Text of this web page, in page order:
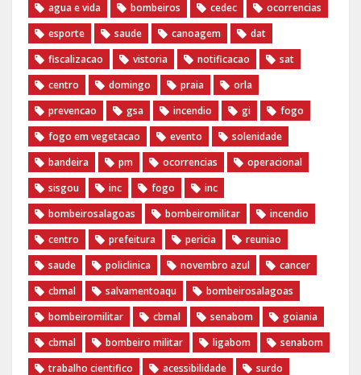
agua e vida
bombeiros cedec
ocorrencias
esporte
saude canoagem
dat
fiscalizacao
vistoria notificacao
sat
centro
domingo praia
orla
prevencao
gsa incendio gi
fogo
fogo em vegetacao
evento
solenidade
bandeira
pm ocorrencias
operacional
sisgou
inc fogo
inc
bombeirosalagoas
bombeiromilitar
incendio
centro
prefeitura pericia
reuniao
saude
policlinica novembro azul
cancer
cbmal
salvamentoaqu
bombeirosalagoas
bombeiromilitar
cbmal senabom
goiania
cbmal
bombeiro militar ligabom
senabom
trabalho cientifico
acessibilidade
surdo